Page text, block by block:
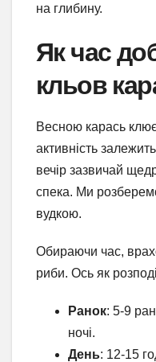
на глибину.
Як час
кльов
Весною карась
активність
вечір зазвичай
спека. Ми
вудкою.
Обираючи час,
риби. Ось як
Ранок: 5-9
ночі.
День: 12-15